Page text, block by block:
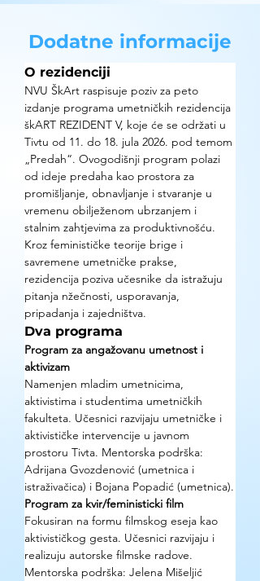
Dodatne informacije
O rezidenciji
NVU ŠkArt raspisuje poziv za peto
izdanje programa umetničkih rezidencija
škART REZIDENT V, koje će se održati u
Tivtu od 11. do 18. jula 2026. pod temom
„Predah“. Ovogodišnji program polazi
od ideje predaha kao prostora za
promišljanje, obnavljanje i stvaranje u
vremenu obilježenom ubrzanjem i
stalnim zahtjevima za produktivnošću.
Kroz feminističke teorije brige i
savremene umetničke prakse,
rezidencija poziva učesnike da istražuju
pitanja nžečnosti, usporavanja,
pripadanja i zajedništva.
Dva programa
Program za angažovanu umetnost i
aktivizam
Namenjen mladim umetnicima,
aktivistima i studentima umetničkih
fakulteta. Učesnici razvijaju umetničke i
aktivističke intervencije u javnom
prostoru Tivta. Mentorska podrška:
Adrijana Gvozdenović (umetnica i
istraživačica) i Bojana Popadić (umetnica).
Program za kvir/feministicki film
Fokusiran na formu filmskog eseja kao
aktivističkog gesta. Učesnici razvijaju i
realizuju autorske filmske radove.
Mentorska podrška: Jelena Mišeljić